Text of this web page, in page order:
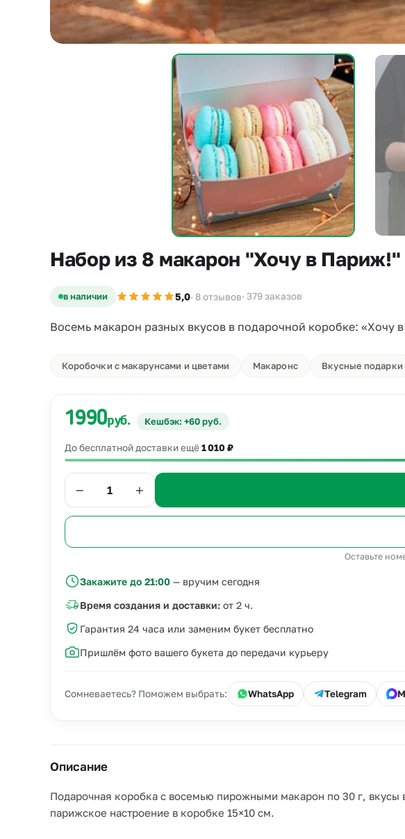
Набор из 8 макарон "Хочу в Париж!"
в наличии 5,0· 8 отзывов· 379 заказов
Восемь макарон разных вкусов в подарочной коробке: «Хочу
Коробочки с макарунсами и цветами Макаронс Вкусные подарки
1990руб. Кешбэк: +60 руб.
До бесплатной доставки ещё1 010 ₽
− +
Оставьте
Закажите до 21:00 — вручим сегодня
Время создания и доставки: от 2 ч.
Гарантия 24 часа или заменим букет бесплатно
Пришлём фото вашего букета до передачи курьеру
Сомневаетесь? Поможем выбрать: WhatsApp Telegram
Описание
Подарочная коробка с восемью пирожными макарон по 30 г,
парижское настроение в коробке 15×10 см.